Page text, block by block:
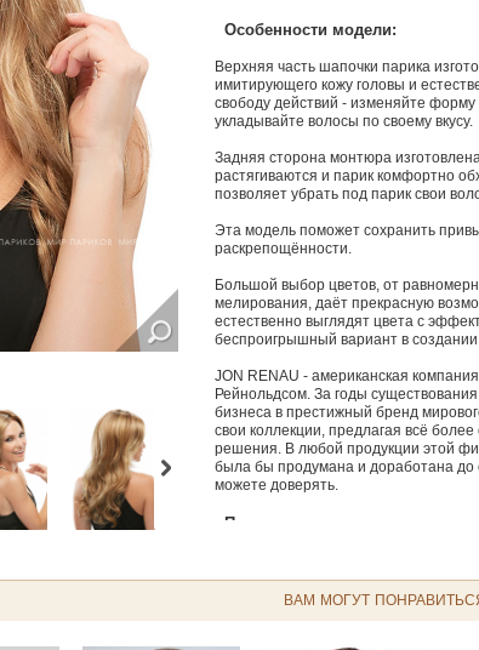
Особенности модели:
Верхняя часть шапочки парика
имитирующего кожу головы и
свободу действий - изменяйте
укладывайте волосы по своему вкусу.
Задняя сторона монтюра
растягиваются и парик комфортно
позволяет убрать под парик свои
Эта модель поможет сохранить
раскрепощённости.
Большой выбор цветов, от
мелирования, даёт прекрасную
естественно выглядят цвета с
беспроигрышный вариант в
JON RENAU - американская
Рейнольдсом. За годы
бизнеса в престижный бренд
свои коллекции, предлагая всё
решения. В любой продукции этой
была бы продумана и доработана до
можете доверять.
Полезно знать:
МаслоHair Tip Liquidпродлит срок
спутывания и сечения кончиков.
ВАМ МОГУТ